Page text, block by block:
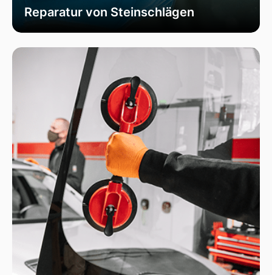
Reparatur von Steinschlägen
Sicherheit Ihrer Fahrzeugscheibe zu
gewährleisten. Vermeiden Sie größere Risse und
Schäden durch unser spezialisiertes Verfahren,
das die Integrität Ihrer Scheibe effektiv
wiederherstellt.